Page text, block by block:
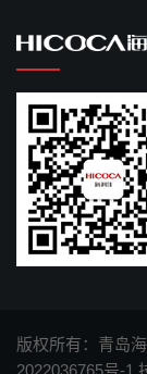
版权所有：青岛
2022036765号-1